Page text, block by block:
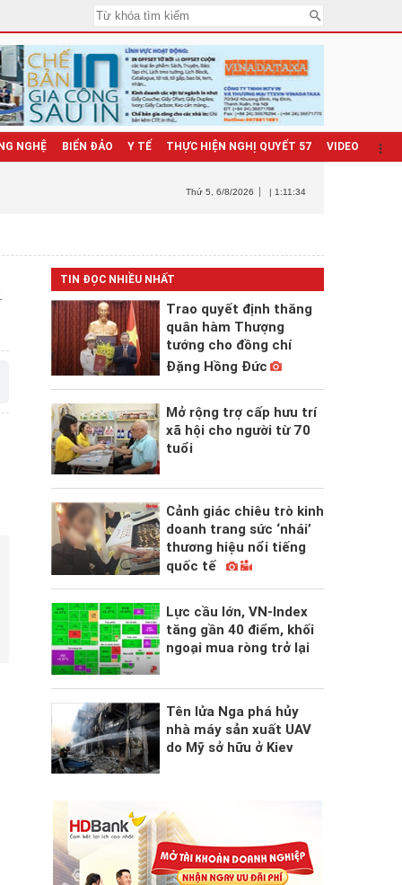
NGHỆ BIỂN ĐẢO Y TẾ THỰC HIỆN NGHỊ QUYẾT 57 VIDEO
Thứ 5 , 6/8/2026 | 1:11:36
TIN ĐỌC NHIỀU NHẤT
Trao quyết định thăng
quân hàm Thượng
tướng cho đồng chí
Đặng Hồng Đức
Mở rộng trợ cấp hưu trí
xã hội cho người từ 70
tuổi
Cảnh giác chiêu trò kinh
doanh trang sức ‘nhái’
thương hiệu nổi tiếng
quốc tế
Lực cầu lớn, VN-Index
tăng gần 40 điểm, khối
ngoại mua ròng trở lại
Tên lửa Nga phá hủy
nhà máy sản xuất UAV
do Mỹ sở hữu ở Kiev